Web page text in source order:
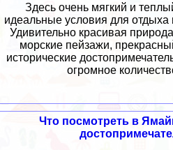
Здесь очень мягкий и
идеальные условия для отдыха
Удивительно красивая
морские пейзажи,
исторические
огромное
Что посмотреть в